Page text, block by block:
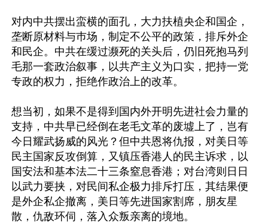
对内中共摆出蛮横的面孔，大力扶植央企和国企，
垄断原材料与巿场，制定不公平的政策，排斥外企
和民企。中共在缓过濒死的关头后，仍旧死抱马列
毛那一套政治叙事，以共产主义为口实，把持一党
专政的权力，拒绝作政治上的改革。
想当初，如果不是得到国内外开明先进社会力量的
支持，中共早已经倒在老毛文革的废墟上了，岂有
今日耀武扬威的风光？但中共恩将仇报，对美日等
民主国家反攻倒算，又镇压香港人的民主诉求，以
国安法和基本法二十三条窒息香港；对台湾则日日
以武力要挟，对民间私企极力排斥打压，其结果便
是外企私企撤离，美日等先进国家割席，朋友星
散，仇敌环伺，落入众叛亲离的境地。